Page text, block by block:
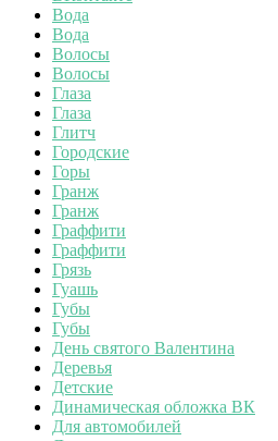
Вода
Вода
Волосы
Волосы
Глаза
Глаза
Глитч
Городские
Горы
Гранж
Гранж
Граффити
Граффити
Грязь
Гуашь
Губы
Губы
День святого Валентина
Деревья
Детские
Динамическая обложка ВК
Для автомобилей